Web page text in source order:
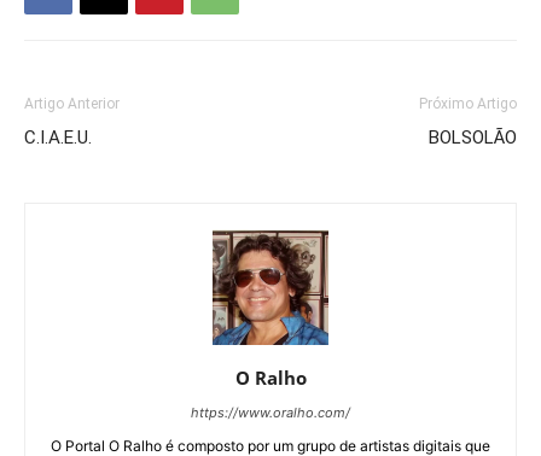
Artigo Anterior
C.I.A.E.U.
Próximo Artigo
BOLSOLÃO
O Ralho
https://www.oralho.com/
O Portal O Ralho é composto por um grupo de artistas digitais que